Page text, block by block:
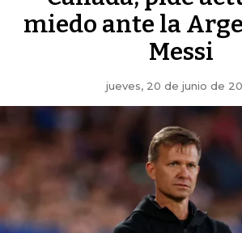
miedo ante la
Messi
jueves, 20 de junio de